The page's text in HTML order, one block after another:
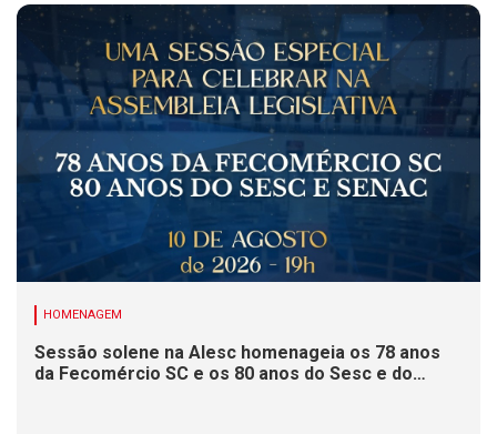
HOMENAGEM
Sessão solene na Alesc homenageia os 78 anos
da Fecomércio SC e os 80 anos do Sesc e do